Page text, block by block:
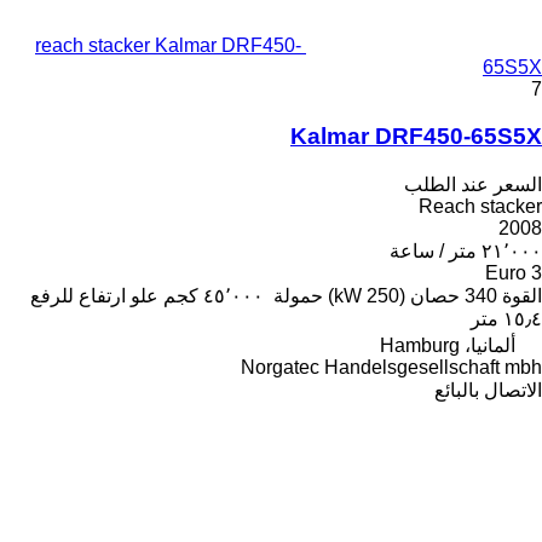
reach stacker Kalmar DRF450-
65S5X
7
Kalmar DRF450-65S5X
السعر عند الطلب
Reach stacker
2008
٢١٬٠٠٠ متر / ساعة
Euro 3
القوة 340 حصان (250 kW) حمولة ٤٥٬٠٠٠ كجم
علو ارتفاع للرفع
١٥٫٤ متر
ألمانيا، Hamburg
Norgatec Handelsgesellschaft mbh
الاتصال بالبائع